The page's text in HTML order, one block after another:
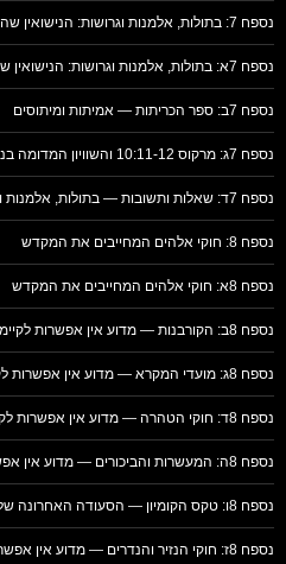
נספח 7: בתולות, אלמנות וגרושות: הנישואין שה׳ מקבל
נספח 7א: בתולות, אלמנות וגרושות: הנישואין שה׳ מקבל
נספח 7ב: ספר הכריתות — אמיתות ומיתוסים
נספח 7ג: מרקוס 10:11-12 והשוויון המדומה בניאוף
נספח 7ד: שאלות ותשובות — בתולות, אלמנות וגרושות
נספח 8: חוקי אלהים המחייבים את המקדש
נספח 8א: חוקי אלהים המחייבים את המקדש
נספח 8ב: הקורבנות — מדוע אין אפשרות לקיימם כיום
נספח 8ג: מועדי המקרא — מדוע אין אפשרות לקיים אף אחד מהם כיום
נספח 8ד: חוקי הטהרה — מדוע אין אפשרות לקיימם ללא המקדש
נספח 8ה: המעשרות והביכורים — מדוע אין אפשרות לקיימם כיום
נספח 8ו: טקס הקומיון — הסעודה האחרונה של ישוע הייתה פסח
נספח 8ז: חוקי הנזיר והנדרים — מדוע אין אפשרות לקיימם כיום